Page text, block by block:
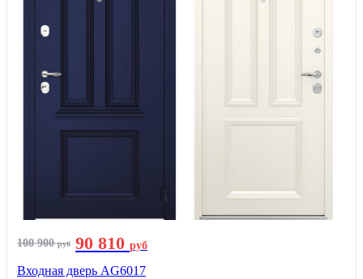
100 900руб 90 810 руб
Входная дверь AG6017